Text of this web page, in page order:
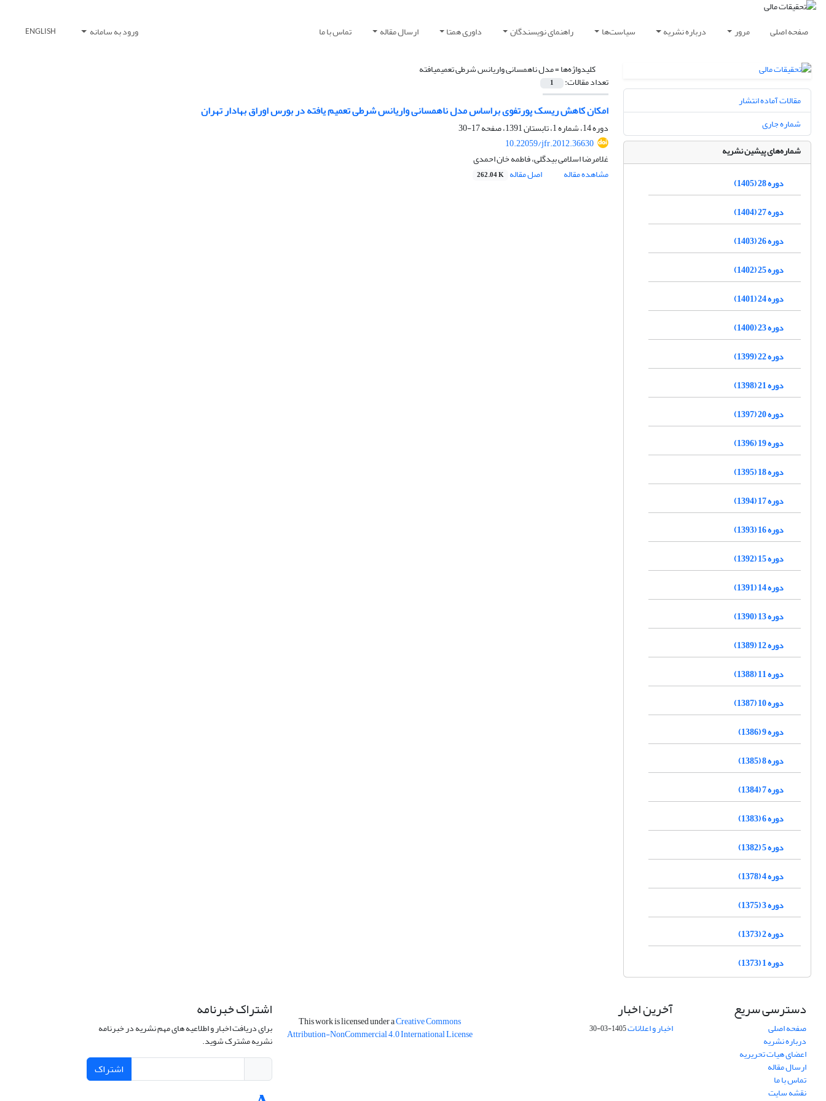
صفحه اصلی مرور درباره نشریه سیاست‌ها راهنمای نویسندگان داوری همتا ارسال مقاله تماس با ما ورود به سامانه ENGLISH
کلیدواژه‌ها =مدل ناهمسانی واریانس شرطی تعمیم‎یافته
تعداد مقالات: 1
امکان کاهش ریسک پورتفوی براساس مدل ناهمسانی واریانس شرطی تعمیم یافته در بورس اوراق بهادار تهران
دوره 14، شماره 1، تابستان 1391، صفحه
17-30
10.22059/jfr.2012.36630
غلامرضا اسلامی بیدگلی، فاطمه خان احمدی
مشاهده مقاله
اصل مقاله 262.04 K
مقالات آماده انتشار
شماره جاری
شماره‌های پیشین نشریه
دوره 28 (1405)
دوره 27 (1404)
دوره 26 (1403)
دوره 25 (1402)
دوره 24 (1401)
دوره 23 (1400)
دوره 22 (1399)
دوره 21 (1398)
دوره 20 (1397)
دوره 19 (1396)
دوره 18 (1395)
دوره 17 (1394)
دوره 16 (1393)
دوره 15 (1392)
دوره 14 (1391)
دوره 13 (1390)
دوره 12 (1389)
دوره 11 (1388)
دوره 10 (1387)
دوره 9 (1386)
دوره 8 (1385)
دوره 7 (1384)
دوره 6 (1383)
دوره 5 (1382)
دوره 4 (1378)
دوره 3 (1375)
دوره 2 (1373)
دوره 1 (1373)
دسترسی سریع
صفحه اصلی
درباره نشریه
اعضای هیات تحریریه
ارسال مقاله
تماس با ما
نقشه سایت
آخرین اخبار
اخبار و اعلانات1405-03-30
This work is licensed under aCreative Commons
Attribution-NonCommercial 4.0 International License
اشتراک خبرنامه
برای دریافت اخبار و اطلاعیه های مهم نشریه در خبرنامه
نشریه مشترک شوید.
اشتراک